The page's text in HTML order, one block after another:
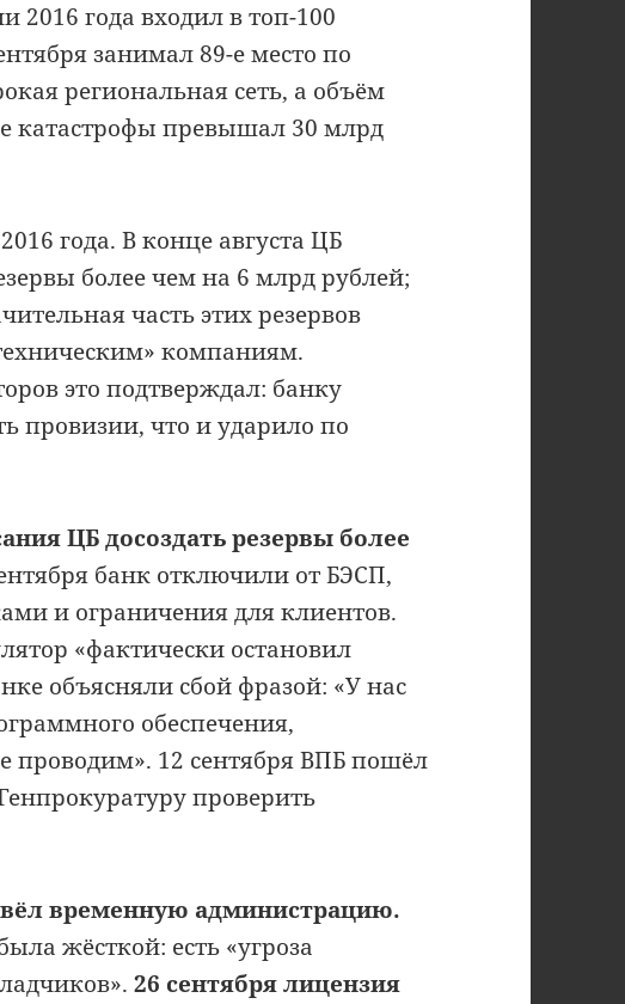
2016 года входил в топ-100
занимал 89-е место по
региональная сеть, а объём
катастрофы превышал 30 млрд
года. В конце августа ЦБ
более чем на 6 млрд рублей;
часть этих резервов
компаниям.
это подтверждал: банку
провизии, что и ударило по
ЦБ досоздать резервы более
банк отключили от БЭСП,
и ограничения для клиентов.
«фактически остановил
объясняли сбой фразой: «У нас
обеспечения,
проводим». 12 сентября ВПБ пошёл
проверить
временную администрацию.
жёсткой: есть «угроза
26 сентября лицензия